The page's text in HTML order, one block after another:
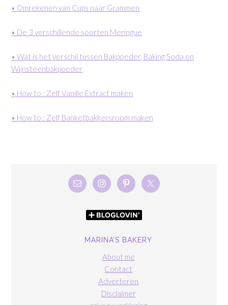
• Omrekenen van Cups naar Grammen
• De 3 verschillende soorten Meringue
• Wat is het verschil tussen Bakpoeder, Baking Soda en
Wijnsteenbakpoeder
• How to : Zelf Vanille Extract maken
• How to : Zelf Banketbakkersroom maken
MARINA’S BAKERY
About me
Contact
Adverteren
Disclaimer